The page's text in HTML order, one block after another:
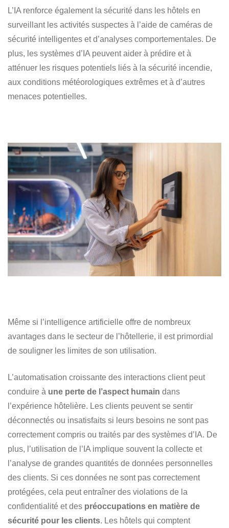
L’IA renforce également la sécurité dans les hôtels en
surveillant les activités suspectes à l’aide de caméras de
sécurité intelligentes et d’analyses comportementales. De
plus, les systèmes d’IA peuvent aider à prédire et à
atténuer les risques potentiels liés à la sécurité incendie,
aux conditions météorologiques extrêmes et à d’autres
menaces potentielles.
Même si l’intelligence artificielle offre de nombreux
avantages dans le secteur de l’hôtellerie, il est primordial
de souligner les limites de son utilisation.
L’automatisation croissante des interactions client peut
conduire à une perte de l’aspect humain dans
l’expérience hôtelière. Les clients peuvent se sentir
déconnectés ou insatisfaits si leurs besoins ne sont pas
correctement compris ou traités par des systèmes d’IA. De
plus, l’utilisation de l’IA implique souvent la collecte et
l’analyse de grandes quantités de données personnelles
des clients. Si ces données ne sont pas correctement
protégées, cela peut entraîner des violations de la
confidentialité et des préoccupations en matière de
sécurité pour les clients. Les hôtels qui comptent